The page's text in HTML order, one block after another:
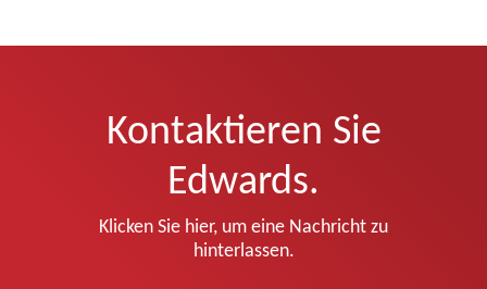
Kontaktieren Sie
Edwards.
Klicken Sie hier, um eine Nachricht zu
hinterlassen.